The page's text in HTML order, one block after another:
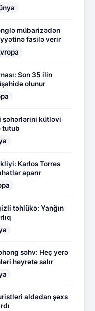
mübarizədən
fasilə verir
Son 35 ilin
olunur
şəhərlərini kütləvi
tutub
Karlos Torres
aparır
təhlükə: Yanğın
səhv: Heç yerə
heyrətə salır
aldadan şəxs